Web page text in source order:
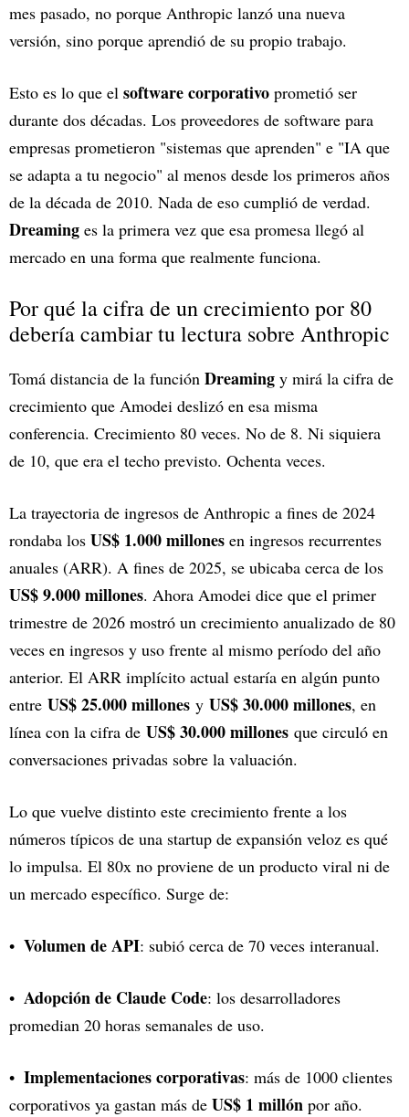
mes pasado, no porque Anthropic lanzó una nueva
versión, sino porque aprendió de su propio trabajo.
Esto es lo que el software corporativo prometió ser
durante dos décadas. Los proveedores de software para
empresas prometieron "sistemas que aprenden" e "IA que
se adapta a tu negocio" al menos desde los primeros años
de la década de 2010. Nada de eso cumplió de verdad.
Dreaming es la primera vez que esa promesa llegó al
mercado en una forma que realmente funciona.
Por qué la cifra de un crecimiento por 80
debería cambiar tu lectura sobre Anthropic
Tomá distancia de la función Dreaming y mirá la cifra de
crecimiento que Amodei deslizó en esa misma
conferencia. Crecimiento 80 veces. No de 8. Ni siquiera
de 10, que era el techo previsto. Ochenta veces.
La trayectoria de ingresos de Anthropic a fines de 2024
rondaba los US$ 1.000 millones en ingresos recurrentes
anuales (ARR). A fines de 2025, se ubicaba cerca de los
US$ 9.000 millones. Ahora Amodei dice que el primer
trimestre de 2026 mostró un crecimiento anualizado de 80
veces en ingresos y uso frente al mismo período del año
anterior. El ARR implícito actual estaría en algún punto
entre US$ 25.000 millones y US$ 30.000 millones, en
línea con la cifra de US$ 30.000 millones que circuló en
conversaciones privadas sobre la valuación.
Lo que vuelve distinto este crecimiento frente a los
números típicos de una startup de expansión veloz es qué
lo impulsa. El 80x no proviene de un producto viral ni de
un mercado específico. Surge de:
Volumen de API: subió cerca de 70 veces interanual.
Adopción de Claude Code: los desarrolladores
promedian 20 horas semanales de uso.
Implementaciones corporativas: más de 1000 clientes
corporativos ya gastan más de US$ 1 millón por año.